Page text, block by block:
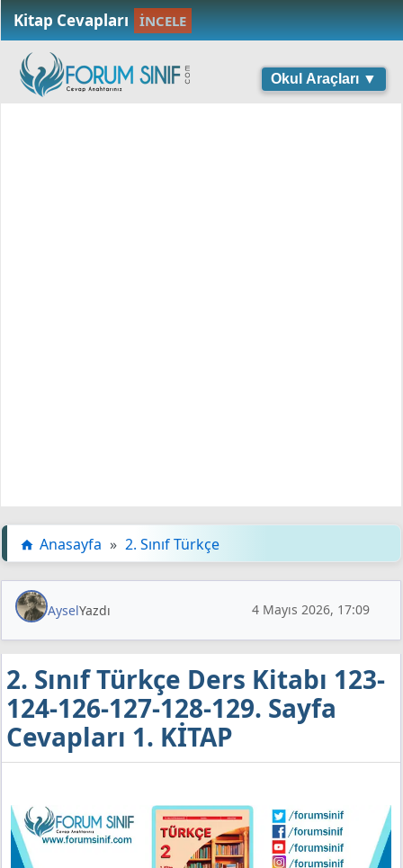
Kitap Cevapları İNCELE
Okul Araçları ▼
Anasayfa » 2. Sınıf Türkçe
AyselYazdı 4 Mayıs 2026, 17:09
2. Sınıf Türkçe Ders Kitabı 123-
124-126-127-128-129. Sayfa
Cevapları 1. KİTAP